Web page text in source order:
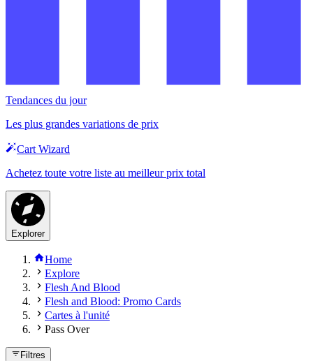
Tendances du jour
Les plus grandes variations de prix
Cart Wizard
Achetez toute votre liste au meilleur prix total
Explorer
Home
Explore
Flesh And Blood
Flesh and Blood: Promo Cards
Cartes à l'unité
Pass Over
Filtres